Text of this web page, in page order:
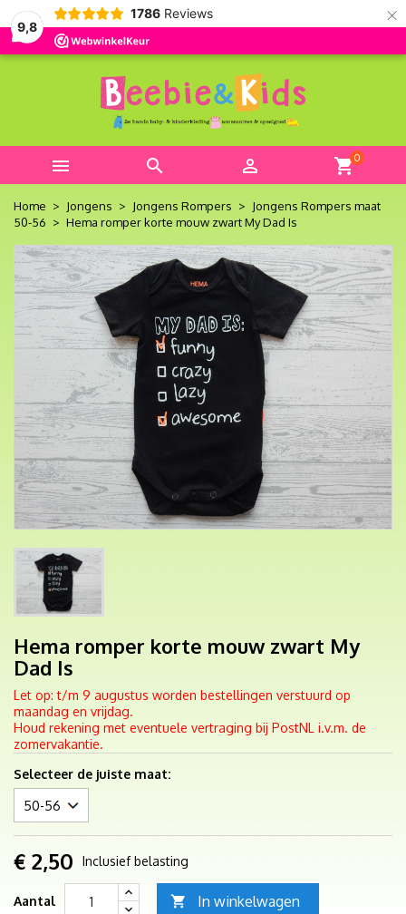
9,8
1786 Reviews ×
   shopping_cart0
Home Jongens Jongens Rompers
Jongens Rompers maat
50-56
Hema romper korte mouw zwart My Dad Is
Hema romper korte mouw zwart My
Dad Is
Let op: t/m 9 augustus worden bestellingen verstuurd op
maandag en vrijdag.
Houd rekening met eventuele vertraging bij PostNL i.v.m. de
zomervakantie.
Selecteer de juiste maat:
€ 2,50 Inclusief belasting
Aantal  In winkelwagen